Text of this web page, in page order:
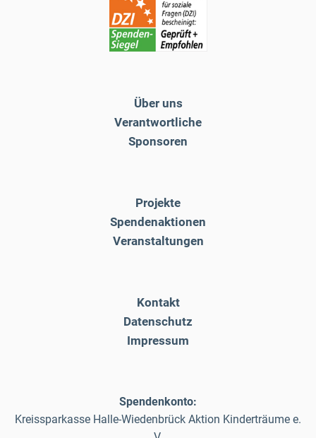
Über uns
Verantwortliche
Sponsoren
Projekte
Spendenaktionen
Veranstaltungen
Kontakt
Datenschutz
Impressum
Spendenkonto:
Kreissparkasse Halle-Wiedenbrück Aktion Kinderträume e.